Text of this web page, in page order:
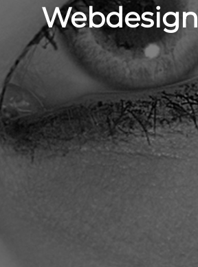
Webdesign